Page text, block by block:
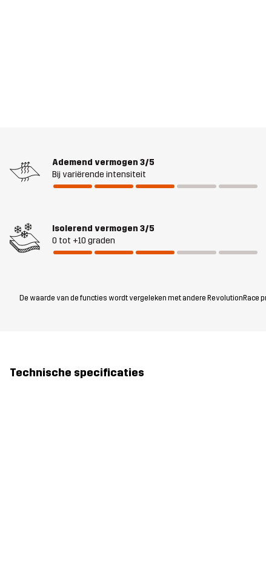
Ademend vermogen 3/5
Bij variërende intensiteit
Isolerend vermogen 3/5
0 tot +10 graden
De waarde van de functies wordt vergeleken met andere RevolutionRace
Technische specificaties